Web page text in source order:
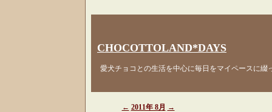
CHOCOTTOLAND*DAYS
愛犬チョコとの生活を中心に毎日をマイペースに綴
← 2011年 8月 →